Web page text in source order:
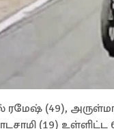
ரமேஷ் (49),
(19)